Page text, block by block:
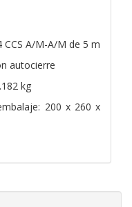
CCS A/M-A/M de 5 m
autocierre
kg
200 x 260 x